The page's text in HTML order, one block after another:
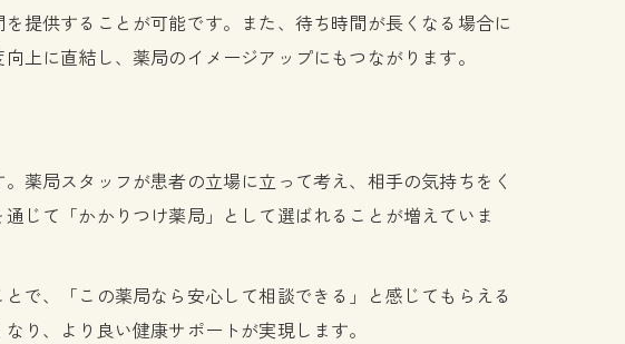
イント
法
提供することが可能です。また、待ち時間が長くなる場合に
上に直結し、薬局のイメージアップにもつながります。
薬局スタッフが患者の立場に立って考え、相手の気持ちをく
じて「かかりつけ薬局」として選ばれることが増えていま
で、「この薬局なら安心して相談できる」と感じてもらえる
り、より良い健康サポートが実現します。